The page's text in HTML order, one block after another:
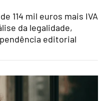
114 mil euros mais IVA
da legalidade,
editorial